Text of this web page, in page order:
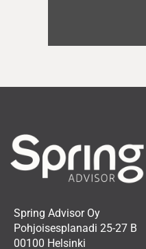
Spring Advisor Oy
Pohjoisesplanadi 25-27 B
00100 Helsinki